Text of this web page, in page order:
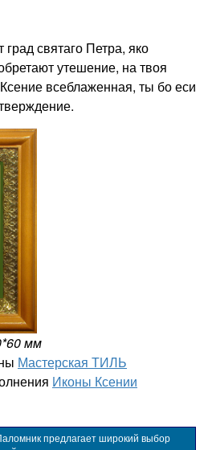
святаго Петра, яко
утешение, на твоя
всеблаженная, ты бо еси
мм
Мастерская ТИЛЬ
Иконы Ксении
предлагает широкий выбор